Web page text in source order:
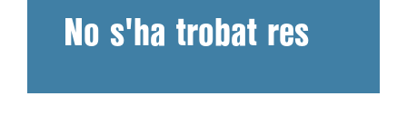
No s'ha trobat res